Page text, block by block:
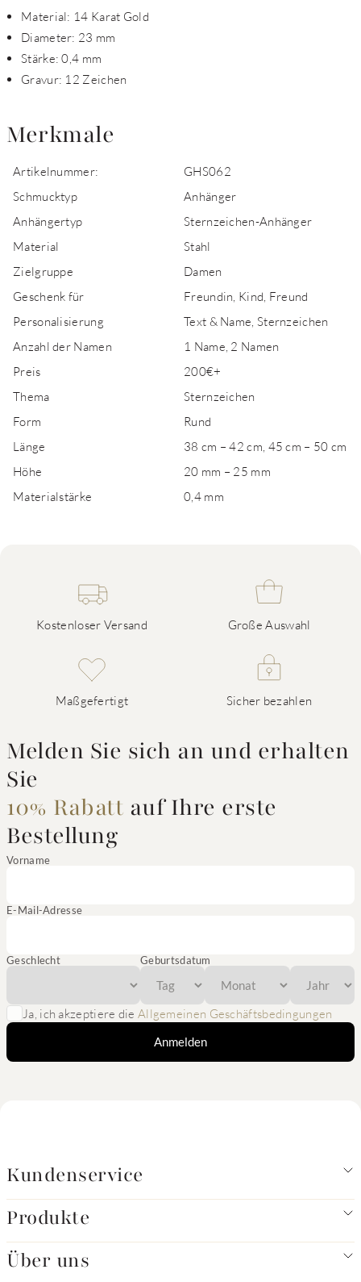
Material: 14 Karat Gold
Diameter: 23 mm
Stärke: 0,4 mm
Gravur: 12 Zeichen
Merkmale
Artikelnummer:
GHS062
Schmucktyp
Anhänger
Anhängertyp
Sternzeichen-Anhänger
Material
Stahl
Zielgruppe
Damen
Geschenk für
Freundin, Kind, Freund
Personalisierung
Text & Name, Sternzeichen
Anzahl der Namen
1 Name, 2 Namen
Preis
200€+
Thema
Sternzeichen
Form
Rund
Länge
38 cm – 42 cm, 45 cm – 50 cm
Höhe
20 mm – 25 mm
Materialstärke
0,4 mm
Kostenloser Versand Große Auswahl
Maßgefertigt Sicher bezahlen
Melden Sie sich an und erhalten
Sie
10% Rabatt auf Ihre erste
Bestellung
Vorname
E-Mail-Adresse
Geschlecht Geburtsdatum
Ja, ich akzeptiere die Allgemeinen Geschäftsbedingungen
Anmelden
Kundenservice
Produkte
Über uns